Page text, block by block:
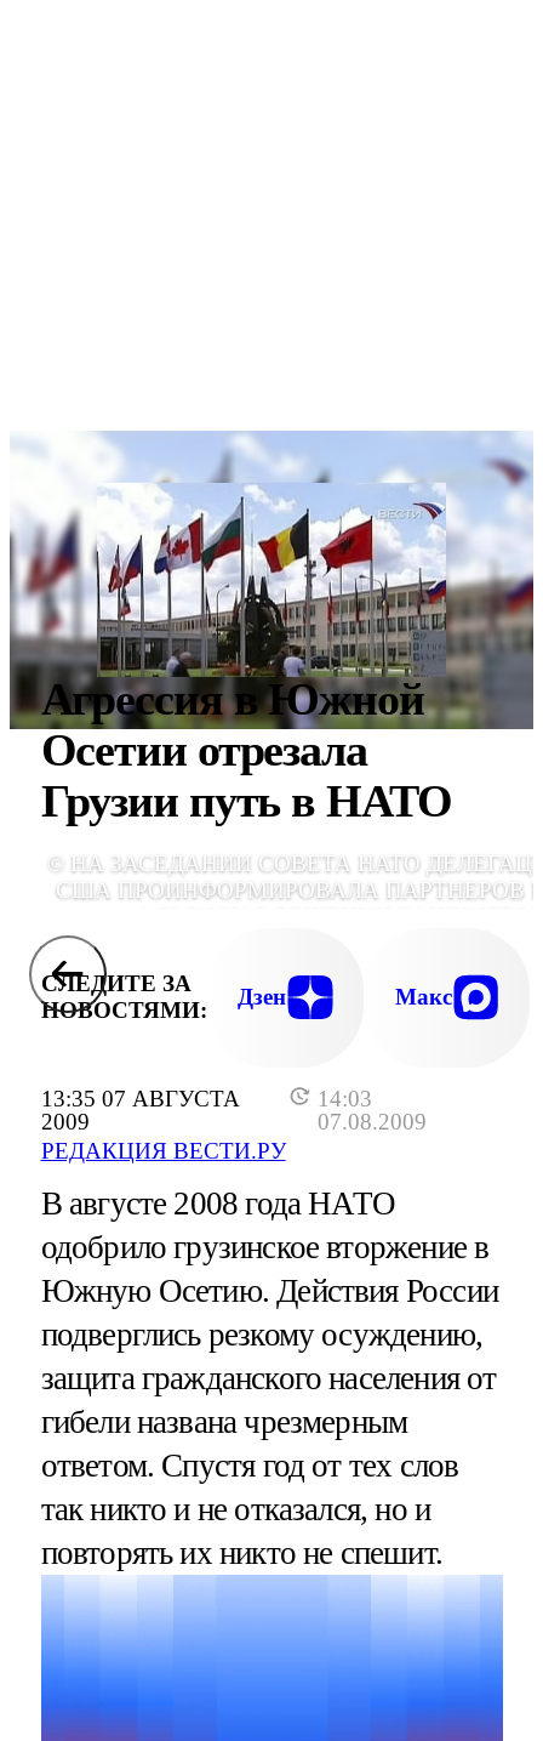
13:35 07 АВГУСТА
2009
14:03
07.08.2009
РЕДАКЦИЯ ВЕСТИ.РУ
Агрессия в Южной
Осетии отрезала
Грузии путь в НАТО
© НА ЗАСЕДАНИИ СОВЕТА НАТО
США ПРОИНФОРМИРОВАЛА ПАРТНЕРОВ
СТАЦИОНАРНОЙ СИСТЕМЫ ПРО
ТЕРРИТОРИИ ЧЕХИИ И
СЛЕДИТЕ ЗА
НОВОСТЯМИ:
Дзен Макс
В августе 2008 года НАТО
одобрило грузинское вторжение в
Южную Осетию. Действия России
подверглись резкому осуждению,
защита гражданского населения от
гибели названа чрезмерным
ответом. Спустя год от тех слов
так никто и не отказался, но и
повторять их никто не спешит.